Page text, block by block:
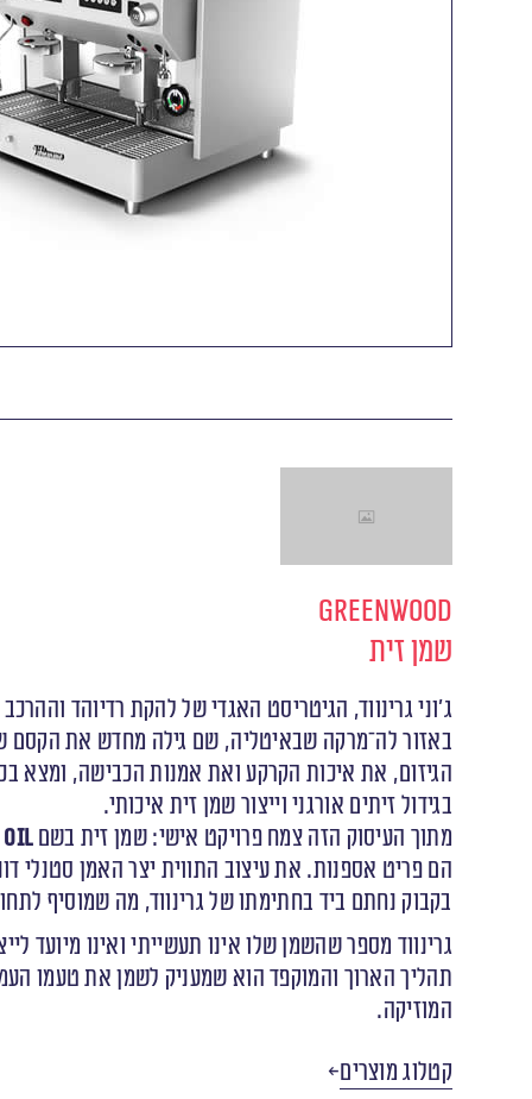
Greenwood
שמן זית
באזור לה־מרקה שבאיטליה, שם גילה מחדש את הקסם
הגיזום, את איכות הקרקע ואת אמנות הכבישה, ומצא
בגידול זיתים אורגני וייצור שמן זית איכותי.
מתוך העיסוק הזה צמח פרויקט אישי: שמן זית בשםOil
הם פריט אספנות. את עיצוב התווית יצר האמן סטנלי
בקבוק נחתם ביד בחתימתו של גרינווד, מה שמוסיף
גרינווד מספר שהשמן שלו אינו תעשייתי ואינו מיועד
תהליך הארוך והמוקפד הוא שמעניק לשמן את טעמו
המוזיקה.
קטלוג מוצרים